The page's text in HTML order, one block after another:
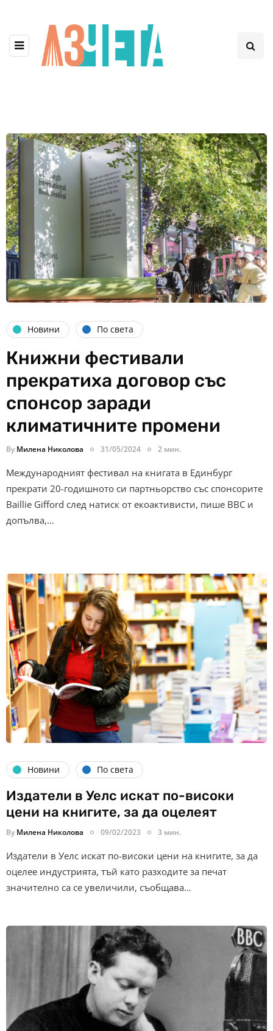
Новини По света
Книжни фестивали
прекратиха договор със
спонсор заради
климатичните промени
By Милена Николова 31/05/2024 2 мин.
Международният фестивал на книгата в Единбург
прекрати 20-годишното си партньорство със спонсорите
Baillie Gifford след натиск от екоактивисти, пише BBC и
допълва,…
Новини По света
Издатели в Уелс искат по-високи
цени на книгите, за да оцелеят
By Милена Николова 09/02/2023 3 мин.
Издатели в Уелс искат по-високи цени на книгите, за да
оцелее индустрията, тъй като разходите за печат
значително са се увеличили, съобщава…